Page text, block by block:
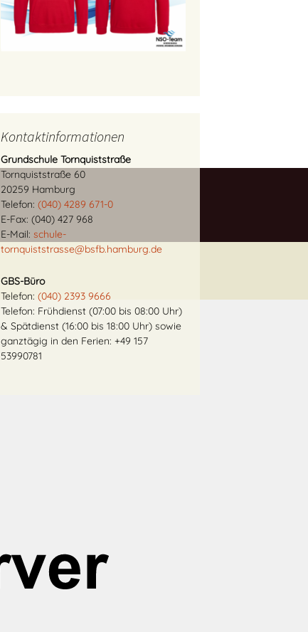
Kontaktinformationen
Grundschule Tornquiststraße
Tornquiststraße 60
20259 Hamburg
Telefon: (040) 4289 671-0
E-Fax: (040) 427 968
E-Mail: schule-
tornquiststrasse@bsfb.hamburg.de
GBS-Büro
Telefon: (040) 2393 9666
Telefon: Frühdienst (07:00 bis 08:00 Uhr)
& Spätdienst (16:00 bis 18:00 Uhr) sowie
ganztägig in den Ferien: +49 157
53990781